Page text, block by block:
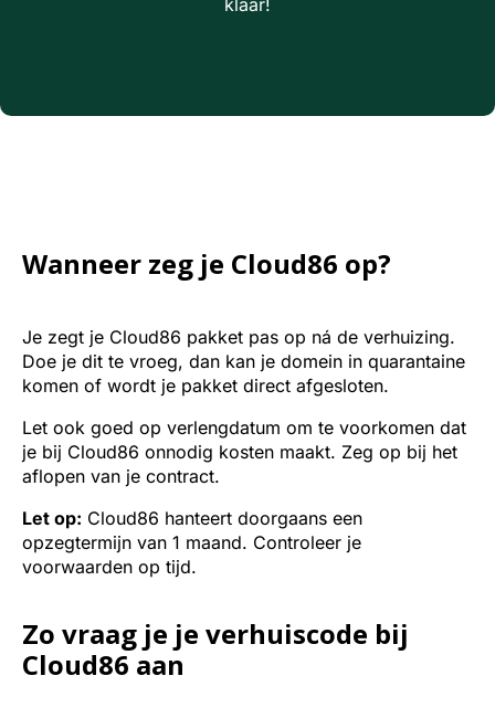
klaar!
Wanneer zeg je Cloud86 op?
Je zegt je Cloud86 pakket pas op ná de verhuizing.
Doe je dit te vroeg, dan kan je domein in quarantaine
komen of wordt je pakket direct afgesloten.
Let ook goed op verlengdatum om te voorkomen dat
je bij Cloud86 onnodig kosten maakt. Zeg op bij het
aflopen van je contract.
Let op: Cloud86 hanteert doorgaans een
opzegtermijn van 1 maand. Controleer je
voorwaarden op tijd.
Zo vraag je je verhuiscode bij
Cloud86 aan